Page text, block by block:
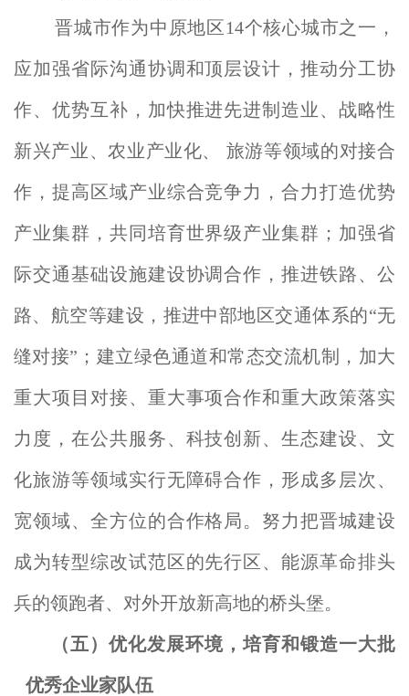
晋城市作为中原地区14个核心城市之一，
应加强省际沟通协调和顶层设计，推动分工协
作、优势互补，加快推进先进制造业、战略性
新兴产业、农业产业化、 旅游等领域的对接合
作，提高区域产业综合竞争力，合力打造优势
产业集群，共同培育世界级产业集群；加强省
际交通基础设施建设协调合作，推进铁路、公
路、航空等建设，推进中部地区交通体系的“无
缝对接”；建立绿色通道和常态交流机制，加大
重大项目对接、重大事项合作和重大政策落实
力度，在公共服务、科技创新、生态建设、文
化旅游等领域实行无障碍合作，形成多层次、
宽领域、全方位的合作格局。努力把晋城建设
成为转型综改试范区的先行区、能源革命排头
兵的领跑者、对外开放新高地的桥头堡。
（五）优化发展环境，培育和锻造一大批
优秀企业家队伍